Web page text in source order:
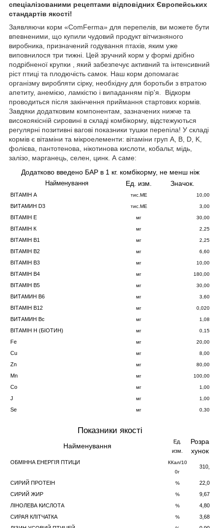
спеціалізованими рецептами відповідних Європейських
стандартів якості!
Заявляючи корм «ComFerma» для перепелів, ви можете бути
впевненими, що купили чудовий продукт вітчизняного
виробника, призначений годування птахів, яким уже
виповнилося три тижні. Цей зручний корм у формі дрібно
подрібненої крупки , який забезпечує активний та інтенсивний
ріст птиці та плодючість самок. Наш корм допомагає
організму виробляти сірку, необхідну для боротьби з втратою
апетиту, анемією, ламкістю і випаданням пір'я. Відкорм
проводиться після закінчення приймання стартових кормів.
Завдяки додатковим компонентам, зазначених нижче та
високоякісній сировині в складі комбікорму, відстежуються
регулярні позитивні вагові показники тушки перепіла! У складі
кормів є вітаміни та мікроелементи: вітаміни груп А, B, D, K,
фолієва, пантотенова, нікотинова кислоти, кобальт, мідь,
залізо, марганець, селен, цинк. А саме:
Додатково введено БАР в 1 кг. комбікорму, не менш ніж
Найменування Ед. изм. Значок.
ВІТАМІН A тис.МЕ 10,00
ВИТАМИН D3 тис.МЕ 3,00
ВІТАМІН E мг 30,00
ВІТАМІН К мг 2,25
ВІТАМІН B1 мг 2,25
ВІТАМІН B2 мг 6,60
ВІТАМІН B3 мг 10,00
ВІТАМІН B4 мг 180,00
ВІТАМІН B5 мг 30,00
ВИТАМИН B6 мг 3,60
ВІТАМІН B12 мг 0,020
ВИТАМИН Bc мг 1,08
ВІТАМІН H (БІОТИH) мг 0,15
Fe мг 20,00
Cu мг 8,00
Zn мг 80,00
Mn мг 100,00
Co мг 1,00
J мг 1,00
Se мг 0,30
Показники якості
Найменування
Ед.
изм.
Розра
хунок
ОБМІННА ЕНЕРГІЯ ПТИЦИ
ККал/10
0г
310,
СИРИЙ ПРОТЕІН %
22,0
СИРИЙ ЖИР
%
9,67
ЛІНОЛЕВА КИСЛОТА
%
4,80
СИРАЯ КЛІТЧАТКА
%
3,68